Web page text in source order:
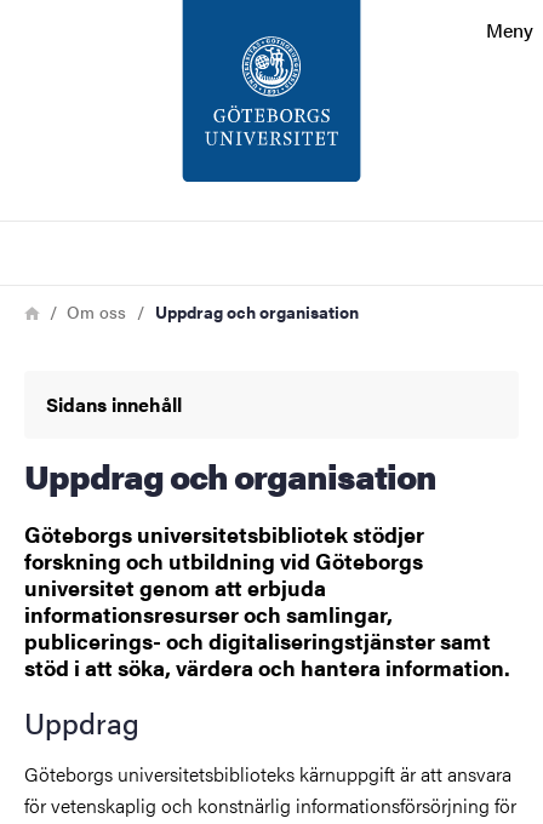
Meny
Länkstig
HemOm oss Uppdrag och organisation
Sidans innehåll
Uppdrag och organisation
Göteborgs universitetsbibliotek stödjer
forskning och utbildning vid Göteborgs
universitet genom att erbjuda
informationsresurser och samlingar,
publicerings- och digitaliseringstjänster samt
stöd i att söka, värdera och hantera information.
Uppdrag
Göteborgs universitetsbiblioteks kärnuppgift är att ansvara
för vetenskaplig och konstnärlig informationsförsörjning för